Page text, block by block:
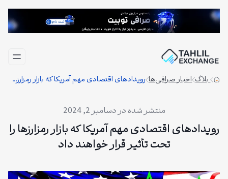
رفتن
بلاگ اخبار صرافی‌ها رویدادهای اقتصادی مهم آمریکا که بازار رمزارزها را تحت تأثیر قرار خواهند داد
دسامبر 2, 2024
رویدادهای اقتصادی مهم آمریکا که بازار رمزارزها را
تحت تأثیر قرار خواهند داد